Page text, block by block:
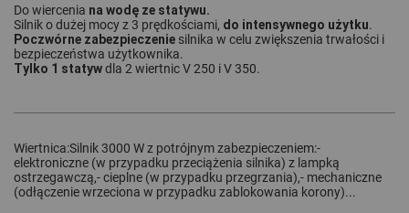
Do wiercenia na wodę ze statywu.
Silnik o dużej mocy z 3 prędkościami, do intensywnego użytku.
Poczwórne zabezpieczenie silnika w celu zwiększenia trwałości i
bezpieczeństwa użytkownika.
Tylko 1 statywdla 2 wiertnic V 250 i V 350.
Wiertnica:Silnik 3000 W z potrójnym zabezpieczeniem:-
elektroniczne (w przypadku przeciążenia silnika) z lampką
ostrzegawczą,- cieplne (w przypadku przegrzania),- mechaniczne
(odłączenie wrzeciona w przypadku zablokowania korony)...